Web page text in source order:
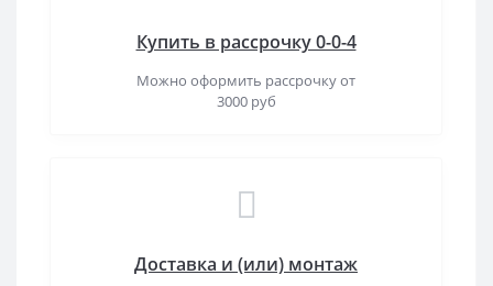
Купить в рассрочку 0-0-4
Можно оформить рассрочку от
3000 руб
Доставка и (или) монтаж